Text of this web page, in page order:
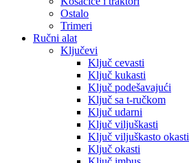
Ostalo
Trimeri
Ručni alat
Ključevi
Ključ cevasti
Ključ kukasti
Ključ podešavajući
Ključ sa t-ručkom
Ključ udarni
Ključ viljuškasti
Ključ viljuškasto okasti
Ključ okasti